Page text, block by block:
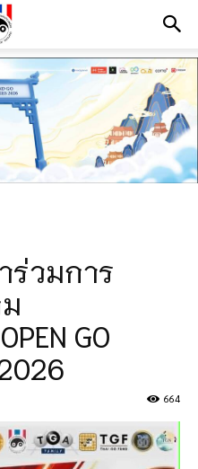
ร่วมการ
GO
664